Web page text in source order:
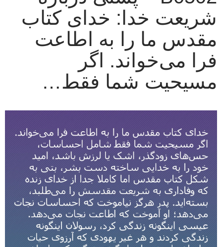
شریعت خدا: خدای کتاب
مقدس ما را به اطاعت
فرا می‌خواند. اگر
مسیحیت شما فقط…